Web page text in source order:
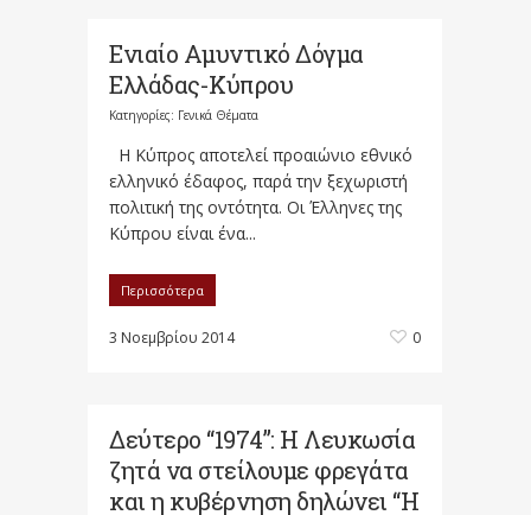
Ενιαίο Αμυντικό Δόγμα
Ελλάδας-Κύπρου
Κατηγορίες: Γενικά Θέματα
Η Κύπρος αποτελεί προαιώνιο εθνικό
ελληνικό έδαφος, παρά την ξεχωριστή
πολιτική της οντότητα. Οι Έλληνες της
Κύπρου είναι ένα...
Περισσότερα
3 Νοεμβρίου 2014 0
Δεύτερο “1974”: Η Λευκωσία
ζητά να στείλουμε φρεγάτα
και η κυβέρνηση δηλώνει “Η